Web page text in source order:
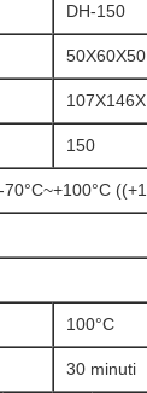
DH-150
50X60X50
150
100°C
30 minuti